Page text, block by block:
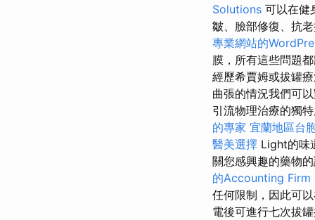
Solutions 可以在健
皺、臉部修復、抗老
專業網站的
膜，所有這些問題
經歷希賈姆或拔罐
曲張的情況我們可
引流物理治療的獨
的專家 宜蘭地區台
醫美選擇 Light的味
關您感興趣的藥物的
的Accounting Firm
任何限制，因此可
電後可進行七次拔罐